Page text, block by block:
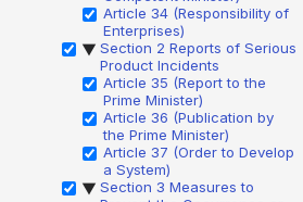
Article 34 (Responsibility of
Enterprises)
▶ Section 2 Reports of Serious
Product Incidents
Article 35 (Report to the
Prime Minister)
Article 36 (Publication by
the Prime Minister)
Article 37 (Order to Develop
a System)
▶ Section 3 Measures to